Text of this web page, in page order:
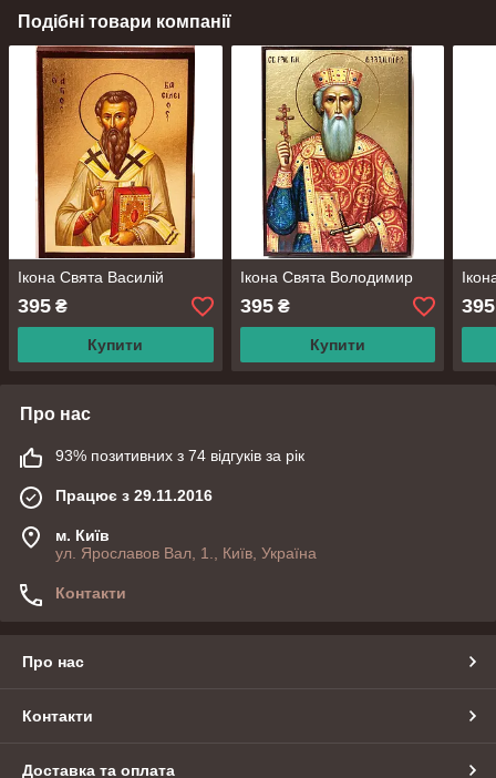
Подібні товари компанії
Ікона Свята Василій
395 ₴
Купити
Ікона Свята Володимир
395₴
Купити
395
Про нас
93% позитивних з 74 відгуків за рік
Працює з 29.11.2016
м. Київ
ул. Ярославов Вал, 1., Київ, Україна
Контакти
Про нас
Контакти
Доставка та оплата